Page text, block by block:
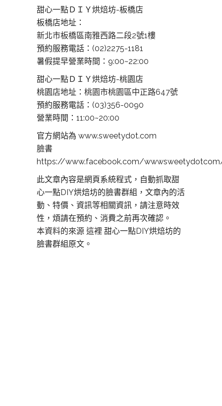
甜心一點ＤＩＹ烘焙坊-板橋店
板橋店地址：
新北市板橋區南雅西路二段2號1樓
預約服務電話：(02)2275-1181
暑假提早營業時間：9:00~22:00
甜心一點ＤＩＹ烘焙坊-桃園店
桃園店地址： 桃園市桃園區中正路647號
預約服務電話：(03)356-0090
營業時間：11:00~20:00
官方網站為 www.sweetydot.com
臉書
https://www.facebook.com/
此文章內容是網頁系統程式，自動抓取甜
心一點DIY烘焙坊的臉書群組，文章內的活
動、特價、資訊等相關資訊，請注意時效
性，煩請在預約、消費之前再次確認。
本資料的來源 這裡 甜心一點DIY烘焙坊的
臉書群組原文。